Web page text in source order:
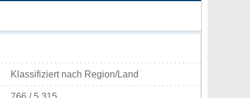
Klassifiziert nach Region/Land